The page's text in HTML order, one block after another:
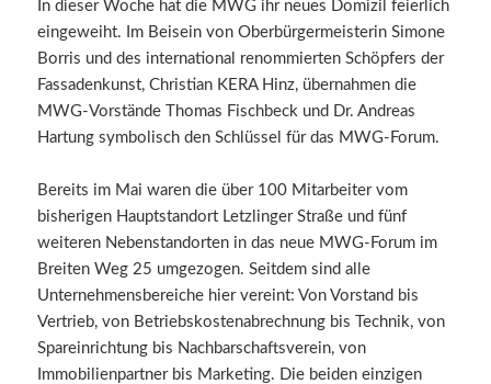
In dieser Woche hat die MWG ihr neues Domizil feierlich
eingeweiht. Im Beisein von Oberbürgermeisterin Simone
Borris und des international renommierten Schöpfers der
Fassadenkunst, Christian KERA Hinz, übernahmen die
MWG-Vorstände Thomas Fischbeck und Dr. Andreas
Hartung symbolisch den Schlüssel für das MWG-Forum.
Bereits im Mai waren die über 100 Mitarbeiter vom
bisherigen Hauptstandort Letzlinger Straße und fünf
weiteren Nebenstandorten in das neue MWG-Forum im
Breiten Weg 25 umgezogen. Seitdem sind alle
Unternehmensbereiche hier vereint: Von Vorstand bis
Vertrieb, von Betriebskostenabrechnung bis Technik, von
Spareinrichtung bis Nachbarschaftsverein, von
Immobilienpartner bis Marketing. Die beiden einzigen